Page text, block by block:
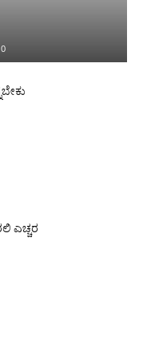
0
ಎಚ್ಚರ